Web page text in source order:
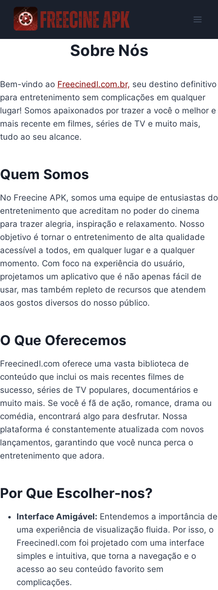
Skip
content
Sobre Nós
Bem-vindo ao Freecinedl.com.br, seu destino definitivo
para entretenimento sem complicações em qualquer
lugar! Somos apaixonados por trazer a você o melhor e
mais recente em filmes, séries de TV e muito mais,
tudo ao seu alcance.
Quem Somos
No Freecine APK, somos uma equipe de entusiastas do
entretenimento que acreditam no poder do cinema
para trazer alegria, inspiração e relaxamento. Nosso
objetivo é tornar o entretenimento de alta qualidade
acessível a todos, em qualquer lugar e a qualquer
momento. Com foco na experiência do usuário,
projetamos um aplicativo que é não apenas fácil de
usar, mas também repleto de recursos que atendem
aos gostos diversos do nosso público.
O Que Oferecemos
Freecinedl.com oferece uma vasta biblioteca de
conteúdo que inclui os mais recentes filmes de
sucesso, séries de TV populares, documentários e
muito mais. Se você é fã de ação, romance, drama ou
comédia, encontrará algo para desfrutar. Nossa
plataforma é constantemente atualizada com novos
lançamentos, garantindo que você nunca perca o
entretenimento que adora.
Por Que Escolher-nos?
Interface Amigável: Entendemos a importância de
uma experiência de visualização fluida. Por isso, o
Freecinedl.com foi projetado com uma interface
simples e intuitiva, que torna a navegação e o
acesso ao seu conteúdo favorito sem
complicações.